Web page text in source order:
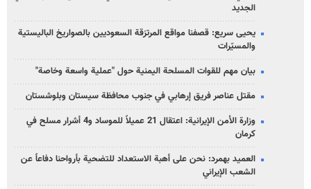
الجديد
يحيى سريع: قصفنا مواقع المرتزقة السعوديين بالصواريخ الباليستية
والمسيّرات
بيان مهم للقوات المسلحة اليمنية حول "عملية واسعة وخاصة"
مقتل عناصر فريق إرهابي في جنوب محافظة سيستان وبلوشستان
وزارة الأمن الإيرانية: اعتقال 21 عميلاً للموساد و4 أشرار مسلح في
كرمان
العميد بهمرد: نحن على أهبة الاستعداد للتضحية بأرواحنا دفاعاً عن
الشعب الإيراني